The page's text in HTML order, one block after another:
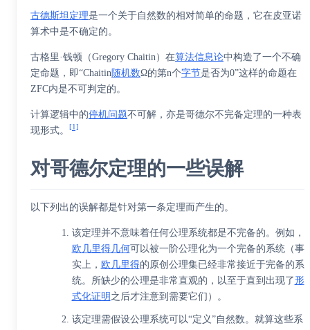
古德斯坦定理是一个关于自然数的相对简单的命题，它在皮亚诺
算术中是不确定的。
古格里·钱顿 （Gregory Chaitin）在算法信息论中构造了一个不确
定命题，即“Chaitin 随机数Ω的第n个字节是否为0”这样的命题在
ZFC内是不可判定的。
计算逻辑中的停机问题不可解，亦是哥德尔不完备定理的一种表
现形式。
[1]
对哥德尔定理的一些误解
以下列出的误解都是针对第一条定理而产生的。
该定理并不意味着任何公理系统都是不完备的。例如，
欧几里得几何可以被一阶公理化为一个完备的系统（事
实上， 欧几里得的原创公理集已经非常接近于完备的系
统。所缺少的公理是非常直观的，以至于直到出现了形
式化证明 之后才注意到需要它们）。
该定理需假设公理系统可以“定义”自然数。就算这些系